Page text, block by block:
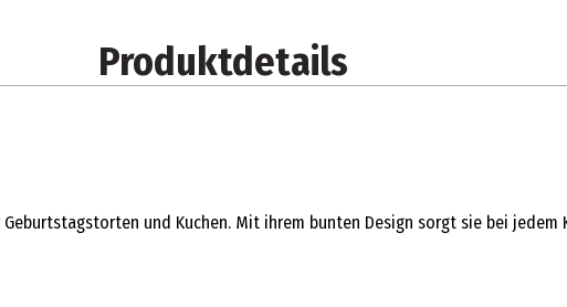
Produktdetails
und Kuchen. Mit ihrem bunten Design sorgt sie bei